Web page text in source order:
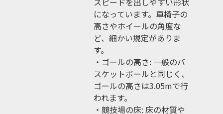
になっています。車椅子の
高さやホイールの角度な
ど、細かい規定がありま
す。
・ゴールの高さ: 一般のバ
スケットボールと同じく、
ゴールの高さは3.05mで行
われます。
・競技場の床: 床の材質や